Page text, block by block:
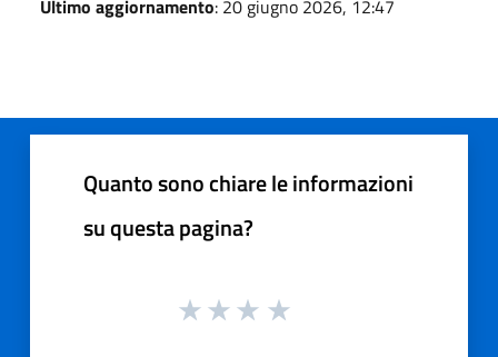
Ultimo aggiornamento: 20 giugno 2026, 12:47
Quanto sono chiare le informazioni
su questa pagina?